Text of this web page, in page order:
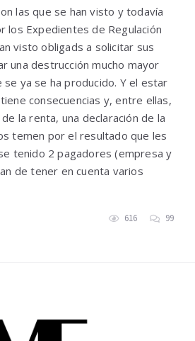
las que se han visto y todavía
los Expedientes de Regulación
visto obligads a solicitar sus
una destrucción mucho mayor
ya se ha producido. Y el estar
consecuencias y, entre ellas,
la renta, una declaración de la
temen por el resultado que les
tenido 2 pagadores (empresa y
de tener en cuenta varios
616 99